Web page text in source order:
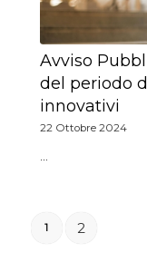
Avviso
del periodo
innovativi
22 Ottobre 2024
…
1 2